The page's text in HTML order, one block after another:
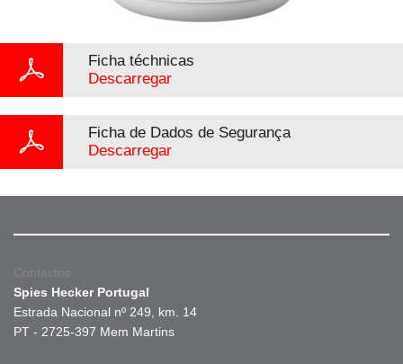
Ficha téchnicas
Descarregar
Ficha de Dados de Segurança
Descarregar
Contactos
Spies Hecker Portugal
Estrada Nacional nº 249, km. 14
PT - 2725-397 Mem Martins